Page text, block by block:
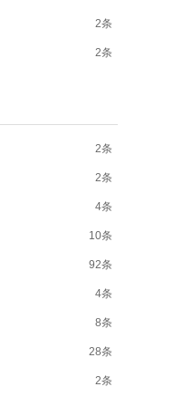
2条
2条
2条
2条
4条
10条
92条
4条
8条
28条
2条